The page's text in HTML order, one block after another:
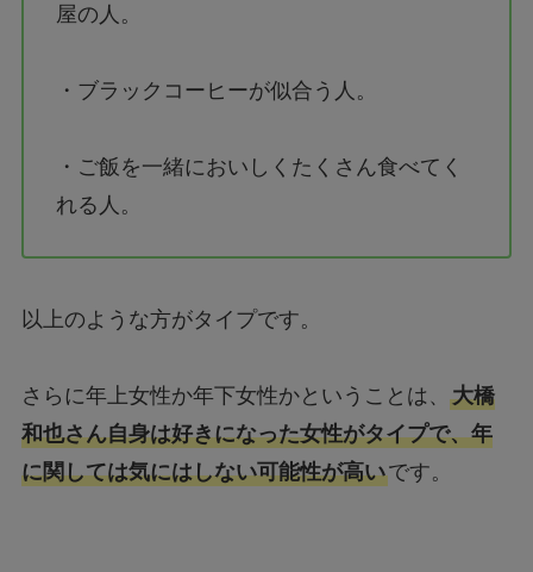
屋の人。
・ブラックコーヒーが似合う人。
・ご飯を一緒においしくたくさん食べてく
れる人。
以上のような方がタイプです。
さらに年上女性か年下女性かということは、 大橋
和也さん自身は好きになった女性がタイプで、年
に関しては気にはしない可能性が高いです。